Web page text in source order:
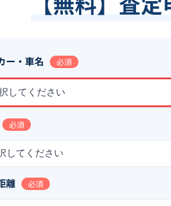
ー・車名 必須
してください
必須
してください
離 必須